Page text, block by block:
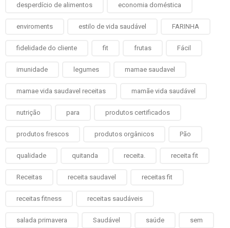
desperdício de alimentos economia doméstica
enviroments estilo de vida saudável FARINHA
fidelidade do cliente fit frutas Fácil
imunidade legumes mamae saudavel
mamae vida saudavel receitas mamãe vida saudável
nutrição para produtos certificados
produtos frescos produtos orgânicos Pão
qualidade quitanda receita. receita fit
Receitas receita saudavel receitas fit
receitas fitness receitas saudáveis
salada primavera Saudável saúde sem